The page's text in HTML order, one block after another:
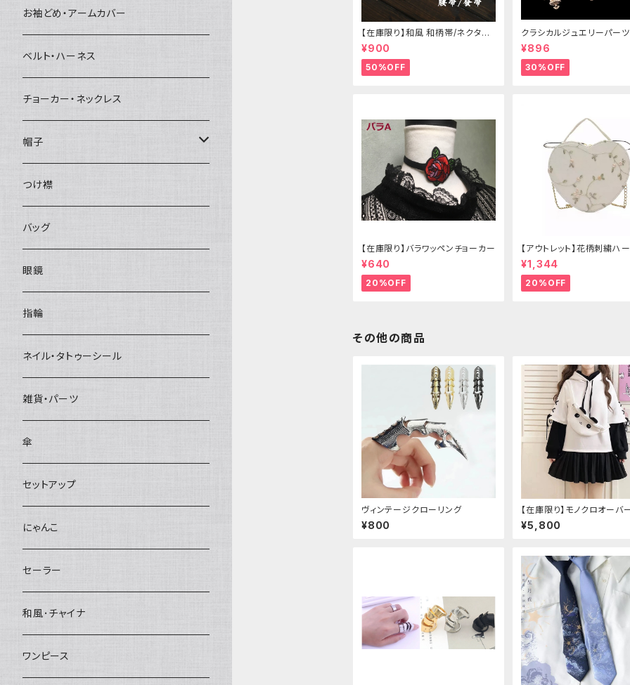
【在庫限り】和風 和柄帯/ネクタイ/
リボン（狐面/金魚
¥900
50%OFF
クラシカルジュエリーパーツ
¥896
30%OFF
【在庫限り】バラワッペンチョーカー
¥640
20%OFF
【アウトレット】花柄刺繍ハ
グ
¥1,344
20%OFF
その他の商品
ヴィンテージクローリング
¥800
【在庫限り】モノクロオーバ
ズパンダパーカー
¥5,800
お袖どめ・アームカバー
ベルト・ハーネス
チョーカー・ネックレス
帽子
ベレー帽
つけ襟
バッグ
眼鏡
指輪
ネイル・タトゥーシール
雑貨・パーツ
傘
セットアップ
にゃんこ
セーラー
和風･チャイナ
ワンピース